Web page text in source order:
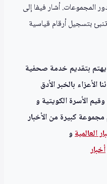
المجموعات. أشار فيفا إلى
بتسجيل أرقام قياسية
يهتم بتقديم خدمة صحفية
الأعزاء بالخبر الأدق
الأسرة الكويتية و
مجموعة كبيرة من الأخبار
العالميةو
أخبار